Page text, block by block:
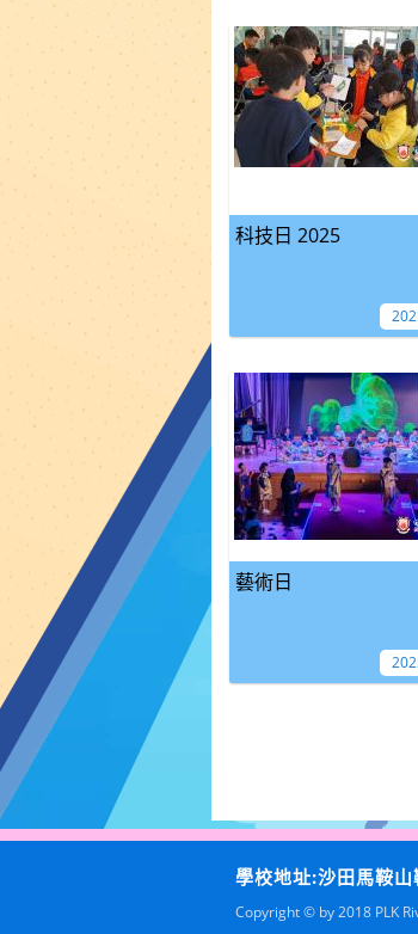
科技日 2025
藝術日
學校地址:沙田馬鞍
Copyright © by 2018 PLK